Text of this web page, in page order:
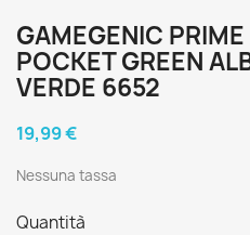
GAMEGENIC
POCKET GREEN
VERDE 6652
19,99 €
Nessuna tassa
Quantità